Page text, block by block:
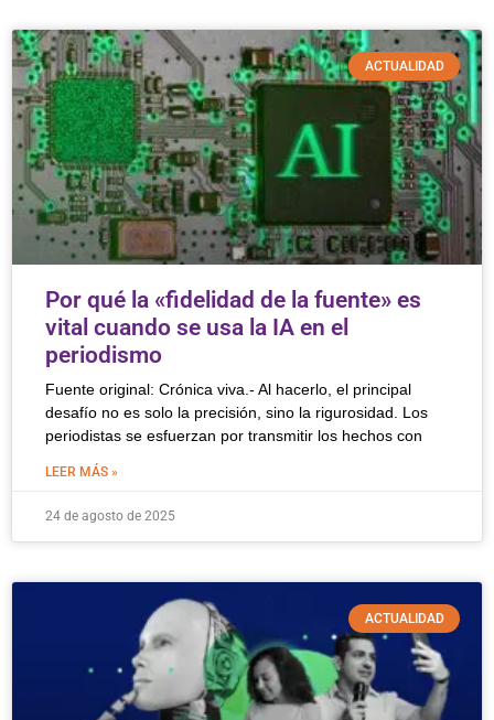
ACTUALIDAD
Por qué la «fidelidad de la fuente» es
vital cuando se usa la IA en el
periodismo
Fuente original: Crónica viva.- Al hacerlo, el principal
desafío no es solo la precisión, sino la rigurosidad. Los
periodistas se esfuerzan por transmitir los hechos con
LEER MÁS »
24 de agosto de 2025
ACTUALIDAD